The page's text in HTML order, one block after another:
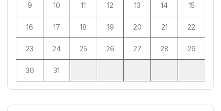
9 10 11 12 13 14 15
16 17 18 19 20 21 22
23 24 25 26 27 28 29
30 31